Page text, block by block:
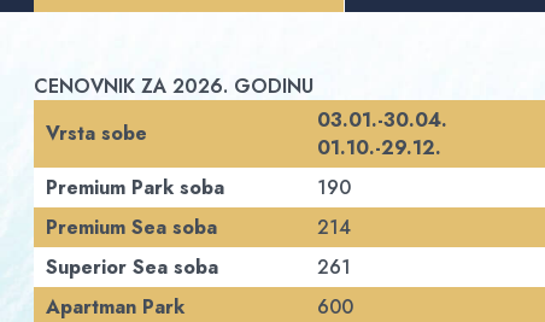
CENOVNIK ZA 2026. GODINU
Vrsta sobe
03.01.-30.04.
01.10.-29.12.
Premium Park soba
190
Premium Sea soba
214
Superior Sea soba
261
Apartman Park
600